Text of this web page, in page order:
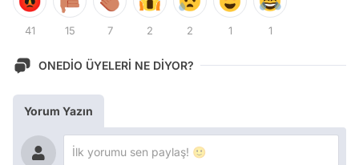
41 15 7 2 2 1 1
ONEDİO ÜYELERİ NE DİYOR?
Yorum Yazın